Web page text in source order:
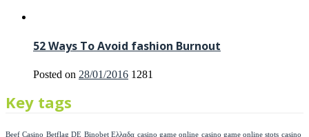
52 Ways To Avoid fashion Burnout
Posted on 28/01/2016 1281
Key tags
Beef Casino Betflag DE Binobet Ελλαδα casino game online casino game online stots casino